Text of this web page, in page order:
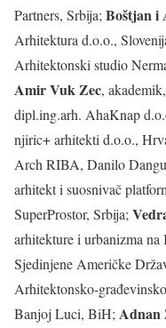
Partners, Srbija;Boštjan i
Arhitektura d.o.o.,
Arhitektonski studio
Amir Vuk Zec,
dipl.ing.arh. AhaKnap
njiric+ arhitekti d.o.o.,
Arch RIBA, Danilo
arhitekt i suosnivač
SuperProstor, Srbija;
arhitekture i urbanizma
Sjedinjene Američke
Arhitektonsko-
Banjoj Luci, BiH;Adnan